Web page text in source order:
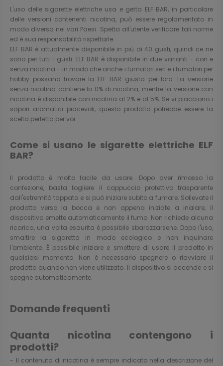
L'uso delle sigarette elettriche usa e getta ELF BAR, in particolare
delle versioni contenenti nicotina, può essere regolamentato in
modo diverso nei vari Paesi. Spetta all'utente verificare tali norme
ed è sua responsabilità rispettarle.
ELF BAR è attualmente disponibile in più di 40 gusti, quindi ce ne
sono per tutti i gusti. ELF BAR è disponibile in due varianti - con e
senza nicotina - in modo che anche i fumatori seri e i fumatori per
hobby possano trovare la ELF BAR giusta per loro. La versione
senza nicotina contiene lo 0% di nicotina, mentre la versione con
nicotina è disponibile con nicotina al 2% e al 5%. Se vi piacciono i
sapori aromatici piacevoli, questo prodotto potrebbe essere la
scelta perfetta per voi.
Come si usano le sigarette elettriche ELF
BAR?
Il prodotto è molto facile da usare. Dopo aver rimosso la
confezione, basta togliere il cappuccio protettivo trasparente
dall'estremità tappata e si può iniziare subito a fumare. Sollevate il
prodotto verso la bocca e non appena iniziate a inalare, il
dispositivo emette automaticamente il fumo. Non richiede alcuna
ricarica, una volta esaurita è possibile sbarazzarsene. Dopo l'uso,
smaltire la sigaretta in modo ecologico e non inquinare
l'ambiente. È possibile iniziare e smettere di usare il prodotto in
qualsiasi momento. Non è necessario spegnere o riavviare il
prodotto quando non viene utilizzato. Il dispositivo si accende e si
spegne automaticamente.
Domande frequenti
Quanta nicotina contengono i
prodotti?
- Il contenuto di nicotina è sempre indicato nella descrizione del